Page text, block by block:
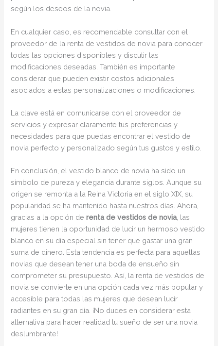
según los deseos de la novia.
En cualquier caso, es recomendable consultar con el
proveedor de la renta de vestidos de novia para conocer
todas las opciones disponibles y discutir las
modificaciones deseadas. También es importante
considerar que pueden existir costos adicionales
asociados a estas personalizaciones o modificaciones.
La clave está en comunicarse con el proveedor de
servicios y expresar claramente tus preferencias y
necesidades para que puedas encontrar el vestido de
novia perfecto y personalizado según tus gustos y estilo.
En conclusión, el vestido blanco de novia ha sido un
símbolo de pureza y elegancia durante siglos. Aunque su
origen se remonta a la Reina Victoria en el siglo XIX, su
popularidad se ha mantenido hasta nuestros días. Ahora,
gracias a la opción derenta de vestidos de novia, las
mujeres tienen la oportunidad de lucir un hermoso vestido
blanco en su día especial sin tener que gastar una gran
suma de dinero. Esta tendencia es perfecta para aquellas
novias que desean tener una boda de ensueño sin
comprometer su presupuesto. Así, la renta de vestidos de
novia se convierte en una opción cada vez más popular y
accesible para todas las mujeres que desean lucir
radiantes en su gran día. ¡No dudes en considerar esta
alternativa para hacer realidad tu sueño de ser una novia
deslumbrante!